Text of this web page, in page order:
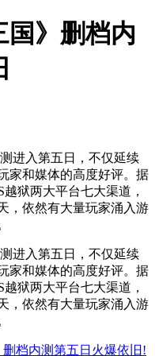
国》删档内
进入第五日，不仅延续
家和媒体的高度好评。据
狱两大平台七大渠道，
，依然有大量玩家涌入游
进入第五日，不仅延续
家和媒体的高度好评。据
狱两大平台七大渠道，
，依然有大量玩家涌入游